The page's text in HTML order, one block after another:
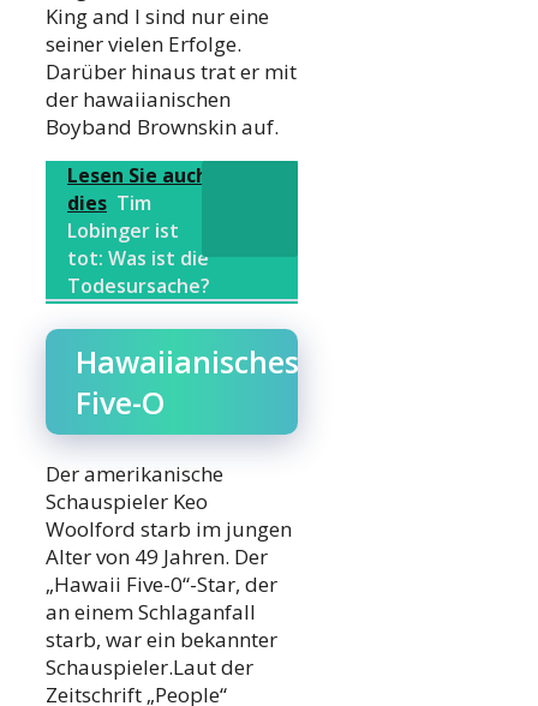
King and I sind nur eine
seiner vielen Erfolge.
Darüber hinaus trat er mit
der hawaiianischen
Boyband Brownskin auf.
Lesen Sie auch
dies Tim
Lobinger ist
tot: Was ist die
Todesursache?
Hawaiianisches
Five-O
Der amerikanische
Schauspieler Keo
Woolford starb im jungen
Alter von 49 Jahren. Der
„Hawaii Five-0“-Star, der
an einem Schlaganfall
starb, war ein bekannter
Schauspieler.Laut der
Zeitschrift „People“